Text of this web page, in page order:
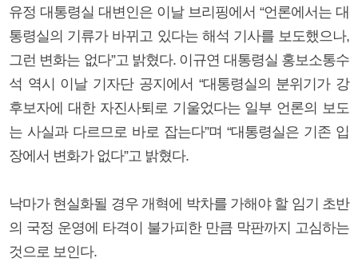
유정 대통령실 대변인은 이날 브리핑에서 “언론에서는 대
통령실의 기류가 바뀌고 있다는 해석 기사를 보도했으나,
그런 변화는 없다”고 밝혔다. 이규연 대통령실 홍보소통수
석 역시 이날 기자단 공지에서 “대통령실의 분위기가 강
후보자에 대한 자진사퇴로 기울었다는 일부 언론의 보도
는 사실과 다르므로 바로 잡는다”며 “대통령실은 기존 입
장에서 변화가 없다”고 밝혔다.
낙마가 현실화될 경우 개혁에 박차를 가해야 할 임기 초반
의 국정 운영에 타격이 불가피한 만큼 막판까지 고심하는
것으로 보인다.